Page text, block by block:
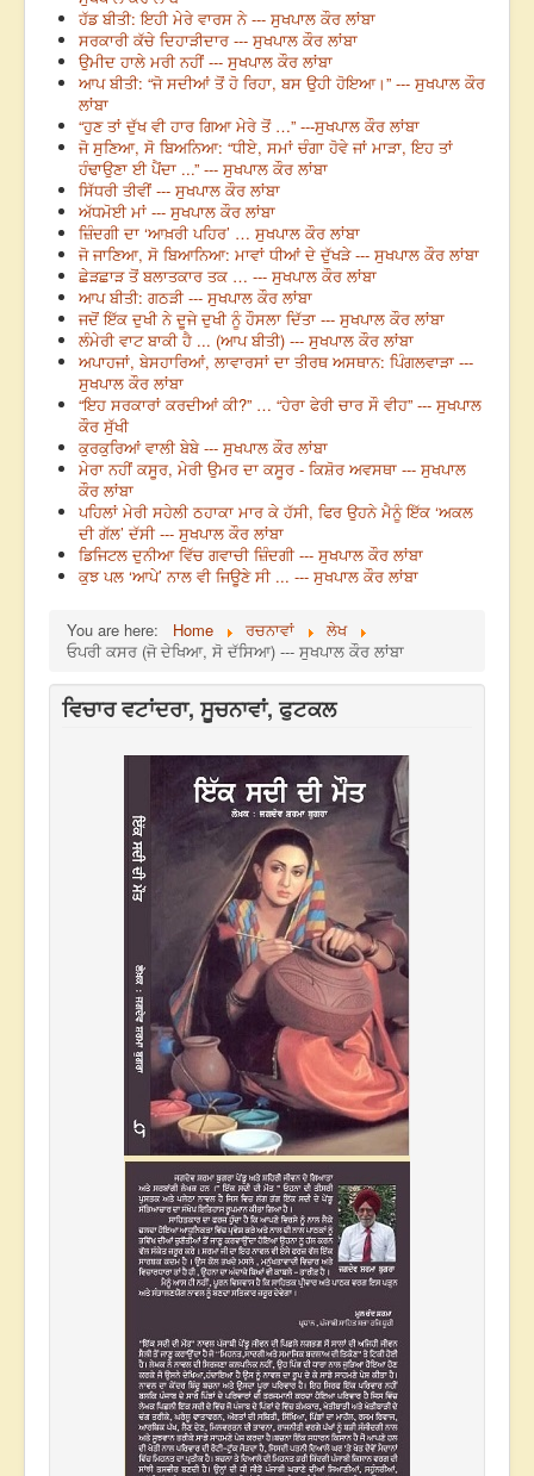
ਹੱਡ ਬੀਤੀ: ਇਹੀ ਮੇਰੇ ਵਾਰਸ ਨੇ --- ਸੁਖਪਾਲ ਕੌਰ ਲਾਂਬਾ
ਸਰਕਾਰੀ ਕੱਚੇ ਦਿਹਾੜੀਦਾਰ --- ਸੁਖਪਾਲ ਕੌਰ ਲਾਂਬਾ
ਉਮੀਦ ਹਾਲੇ ਮਰੀ ਨਹੀਂ --- ਸੁਖਪਾਲ ਕੌਰ ਲਾਂਬਾ
ਆਪ ਬੀਤੀ: “ਜੋ ਸਦੀਆਂ ਤੋਂ ਹੋ ਰਿਹਾ, ਬਸ ਉਹੀ ਹੋਇਆ।” --- ਸੁਖਪਾਲ ਕੌਰ
ਲਾਂਬਾ
“ਹੁਣ ਤਾਂ ਦੁੱਖ ਵੀ ਹਾਰ ਗਿਆ ਮੇਰੇ ਤੋਂ …” ---ਸੁਖਪਾਲ ਕੌਰ ਲਾਂਬਾ
ਜੋ ਸੁਣਿਆ, ਸੋ ਬਿਅਨਿਆ: “ਧੀਏ, ਸਮਾਂ ਚੰਗਾ ਹੋਵੇ ਜਾਂ ਮਾੜਾ, ਇਹ ਤਾਂ
ਹੰਢਾਉਣਾ ਈ ਪੈਂਦਾ ...” --- ਸੁਖਪਾਲ ਕੌਰ ਲਾਂਬਾ
ਸਿੱਧਰੀ ਤੀਵੀਂ --- ਸੁਖਪਾਲ ਕੌਰ ਲਾਂਬਾ
ਅੱਧਮੋਈ ਮਾਂ --- ਸੁਖਪਾਲ ਕੌਰ ਲਾਂਬਾ
ਜ਼ਿੰਦਗੀ ਦਾ ‘ਆਖ਼ਰੀ ਪਹਿਰ’ … ਸੁਖਪਾਲ ਕੌਰ ਲਾਂਬਾ
ਜੋ ਜਾਣਿਆ, ਸੋ ਬਿਆਨਿਆ: ਮਾਵਾਂ ਧੀਆਂ ਦੇ ਦੁੱਖੜੇ --- ਸੁਖਪਾਲ ਕੌਰ ਲਾਂਬਾ
ਛੇੜਛਾੜ ਤੋਂ ਬਲਾਤਕਾਰ ਤਕ … --- ਸੁਖਪਾਲ ਕੌਰ ਲਾਂਬਾ
ਆਪ ਬੀਤੀ: ਗਠੜੀ --- ਸੁਖਪਾਲ ਕੌਰ ਲਾਂਬਾ
ਜਦੋਂ ਇੱਕ ਦੁਖੀ ਨੇ ਦੂਜੇ ਦੁਖੀ ਨੂੰ ਹੌਸਲਾ ਦਿੱਤਾ --- ਸੁਖਪਾਲ ਕੌਰ ਲਾਂਬਾ
ਲੰਮੇਰੀ ਵਾਟ ਬਾਕੀ ਹੈ ... (ਆਪ ਬੀਤੀ) --- ਸੁਖਪਾਲ ਕੌਰ ਲਾਂਬਾ
ਅਪਾਹਜਾਂ, ਬੇਸਹਾਰਿਆਂ, ਲਾਵਾਰਸਾਂ ਦਾ ਤੀਰਥ ਅਸਥਾਨ: ਪਿੰਗਲਵਾੜਾ ---
ਸੁਖਪਾਲ ਕੌਰ ਲਾਂਬਾ
“ਇਹ ਸਰਕਾਰਾਂ ਕਰਦੀਆਂ ਕੀ?” … “ਹੇਰਾ ਫੇਰੀ ਚਾਰ ਸੌ ਵੀਹ” --- ਸੁਖਪਾਲ
ਕੌਰ ਸੁੱਖੀ
ਕੁਰਕੁਰਿਆਂ ਵਾਲੀ ਬੇਬੇ --- ਸੁਖਪਾਲ ਕੌਰ ਲਾਂਬਾ
ਮੇਰਾ ਨਹੀਂ ਕਸੂਰ, ਮੇਰੀ ਉਮਰ ਦਾ ਕਸੂਰ - ਕਿਸ਼ੋਰ ਅਵਸਥਾ --- ਸੁਖਪਾਲ
ਕੌਰ ਲਾਂਬਾ
ਪਹਿਲਾਂ ਮੇਰੀ ਸਹੇਲੀ ਠਹਾਕਾ ਮਾਰ ਕੇ ਹੱਸੀ, ਫਿਰ ਉਹਨੇ ਮੈਨੂੰ ਇੱਕ ‘ਅਕਲ
ਦੀ ਗੱਲ’ ਦੱਸੀ --- ਸੁਖਪਾਲ ਕੌਰ ਲਾਂਬਾ
ਡਿਜਿਟਲ ਦੁਨੀਆ ਵਿੱਚ ਗਵਾਚੀ ਜ਼ਿੰਦਗੀ --- ਸੁਖਪਾਲ ਕੌਰ ਲਾਂਬਾ
ਕੁਝ ਪਲ ‘ਆਪੇ’ ਨਾਲ ਵੀ ਜਿਊਣੇ ਸੀ ... --- ਸੁਖਪਾਲ ਕੌਰ ਲਾਂਬਾ
You are here: Home ਰਚਨਾਵਾਂ
ਲੇਖ
ਓਪਰੀ ਕਸਰ (ਜੋ ਦੇਖਿਆ, ਸੋ ਦੱਸਿਆ) --- ਸੁਖਪਾਲ ਕੌਰ ਲਾਂਬਾ
ਵਿਚਾਰ ਵਟਾਂਦਰਾ, ਸੂਚਨਾਵਾਂ, ਫੁਟਕਲ